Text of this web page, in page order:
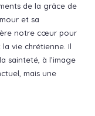
de la grâce de
et sa
notre cœur pour
vie chrétienne. Il
sainteté, à l’image
mais une